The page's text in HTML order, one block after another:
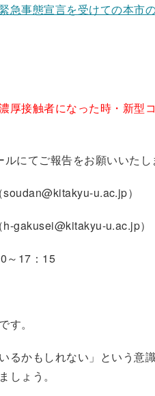
事態宣言を受けての本市の
接触者になった時・新型
にてご報告をお願いいたし
u.ac.jp）
u.ac.jp）
～17：15
。
かもしれない」という意
ょう。